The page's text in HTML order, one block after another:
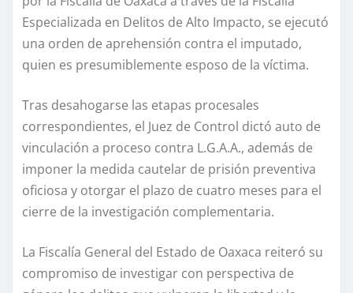
Especializada en Delitos de Alto Impacto, se ejecutó
una orden de aprehensión contra el imputado,
quien es presumiblemente esposo de la víctima.
Tras desahogarse las etapas procesales
correspondientes, el Juez de Control dictó auto de
vinculación a proceso contra L.G.A.A., además de
imponer la medida cautelar de prisión preventiva
oficiosa y otorgar el plazo de cuatro meses para el
cierre de la investigación complementaria.
La Fiscalía General del Estado de Oaxaca reiteró su
compromiso de investigar con perspectiva de